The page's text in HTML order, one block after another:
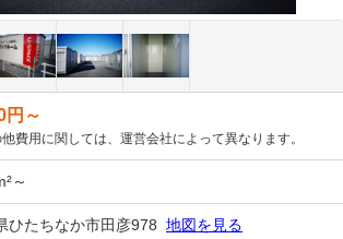
円～
費用に関しては、運営会社によって異なります。
～
ひたちなか市田彦978 地図を見る